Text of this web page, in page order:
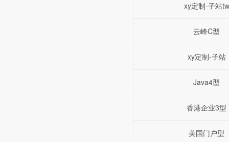
xy定制-子站tw
云峰C型
xy定制-子站
Java4型
香港企业3型
美国门户型